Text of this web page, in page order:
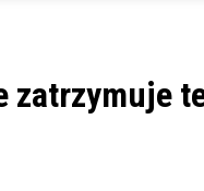
zatrzymuje